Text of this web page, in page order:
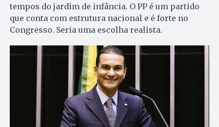
tempos do jardim de infância. O PP é um partido
que conta com estrutura nacional e é forte no
Congresso. Seria uma escolha realista.